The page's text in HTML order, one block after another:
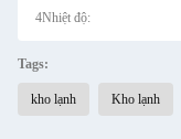
4Nhiệt độ:
Tags:
kho lạnh Kho lạnh